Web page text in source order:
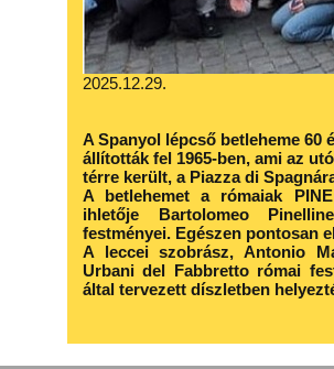
2025.12.29.
A Spanyol lépcső betleheme 60
állították fel 1965-ben, ami az
térre került, a Piazza di
A betlehemet a rómaiak
ihletője Bartolomeo
festményei. Egészen pontosan
A leccei szobrász, Antonio
Urbani del Fabbretto római
által tervezett díszletben